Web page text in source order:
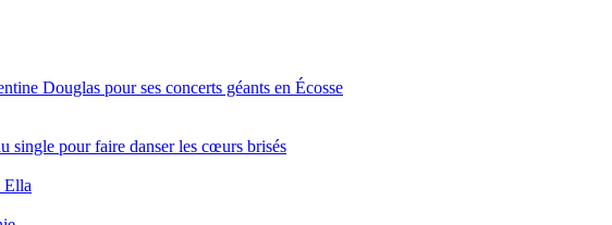
Douglas pour ses concerts géants en Écosse
single pour faire danser les cœurs brisés
Ella